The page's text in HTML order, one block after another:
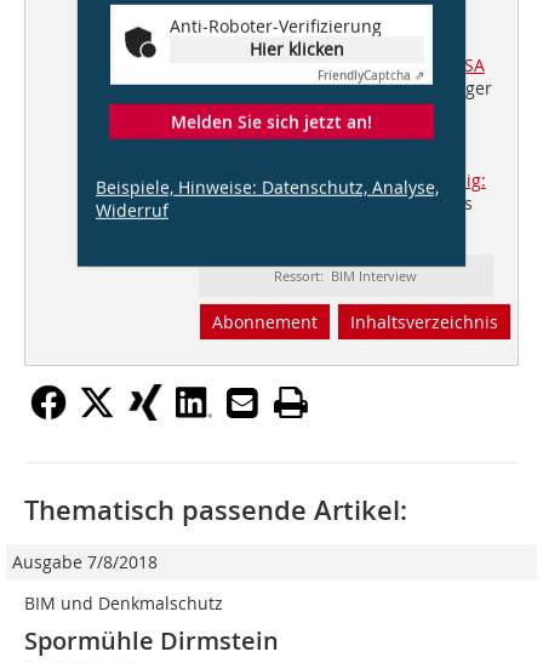
schönem Kraftfluss“
Trumpf Smart Factory, Chicago/USA
Knippers Helbig & Barkow Leibinger
Architekten
16. Architekturbiennale in Venedig:
Alles ist erlaubt für alle, denen es
Ressort: BIM Interview
Abonnement Inhaltsverzeichnis
Anti-Roboter-Verifizierung
Hier klicken
FriendlyCaptcha ⇗
Melden Sie sich jetzt an!
Beispiele, Hinweise: Datenschutz, Analyse,
Widerruf
Thematisch passende Artikel:
Ausgabe 7/8/2018
BIM und Denkmalschutz
Spormühle Dirmstein